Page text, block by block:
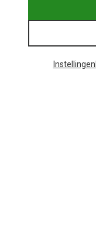
Instellingen